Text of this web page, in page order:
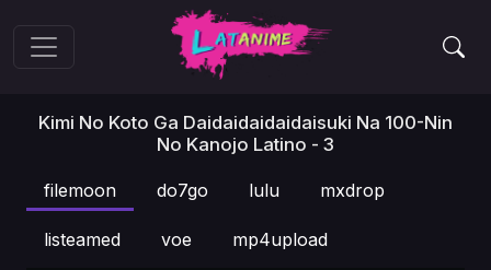
Kimi No Koto Ga Daidaidaidaidaisuki Na 100-Nin
No Kanojo Latino - 3
filemoon do7go lulu mxdrop
listeamed voe mp4upload